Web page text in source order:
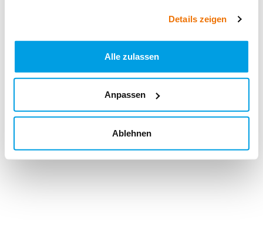
Details zeigen
Alle zulassen
Anpassen
Ablehnen